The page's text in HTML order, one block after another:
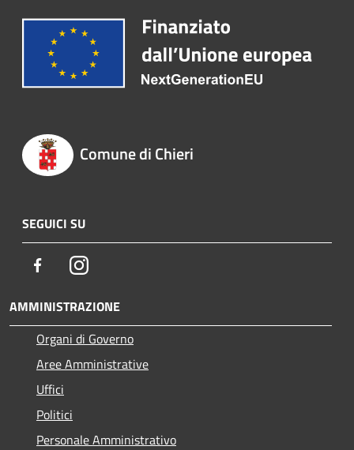
Comune di Chieri
SEGUICI SU
FacebookInstagram
AMMINISTRAZIONE
Organi di Governo
Aree Amministrative
Uffici
Politici
Personale Amministrativo